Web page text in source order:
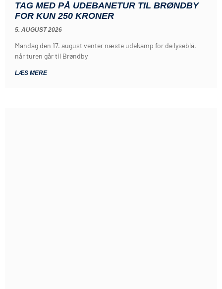
TAG MED PÅ UDEBANETUR TIL BRØNDBY
FOR KUN 250 KRONER
5. AUGUST 2026
Mandag den 17. august venter næste udekamp for de lyseblå,
når turen går til Brøndby
LÆS MERE